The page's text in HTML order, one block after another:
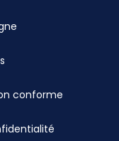
conforme